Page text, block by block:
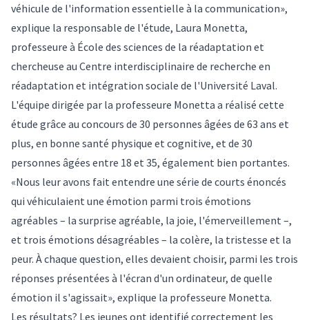
véhicule de l'information essentielle à la communication»,
explique la responsable de l'étude, Laura Monetta,
professeure à École des sciences de la réadaptation et
chercheuse au Centre interdisciplinaire de recherche en
réadaptation et intégration sociale de l'Université Laval.
L'équipe dirigée par la professeure Monetta a réalisé cette
étude grâce au concours de 30 personnes âgées de 63 ans et
plus, en bonne santé physique et cognitive, et de 30
personnes âgées entre 18 et 35, également bien portantes.
«Nous leur avons fait entendre une série de courts énoncés
qui véhiculaient une émotion parmi trois émotions
agréables – la surprise agréable, la joie, l'émerveillement –,
et trois émotions désagréables – la colère, la tristesse et la
peur. À chaque question, elles devaient choisir, parmi les trois
réponses présentées à l'écran d'un ordinateur, de quelle
émotion il s'agissait», explique la professeure Monetta.
Les résultats? Les jeunes ont identifié correctement les